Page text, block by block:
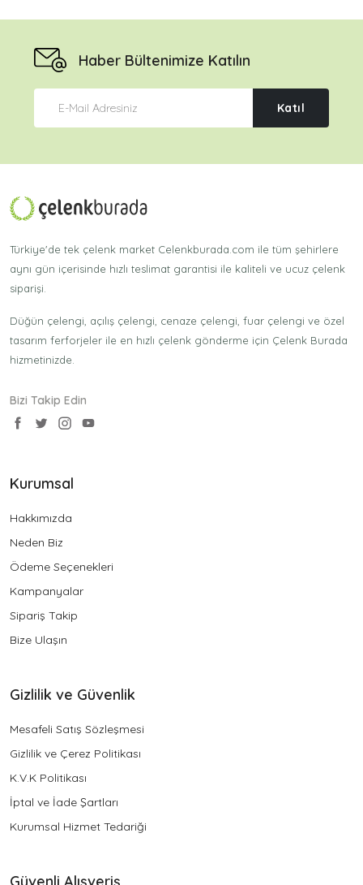
Haber Bültenimize Katılın
Katıl
Türkiye'de tek çelenk market Celenkburada.com ile tüm şehirlere
aynı gün içerisinde hızlı teslimat garantisi ile kaliteli ve ucuz çelenk
siparişi.
Düğün çelengi, açılış çelengi, cenaze çelengi, fuar çelengi ve özel
tasarım ferforjeler ile en hızlı çelenk gönderme için Çelenk Burada
hizmetinizde.
Bizi Takip Edin
Kurumsal
Hakkımızda
Neden Biz
Ödeme Seçenekleri
Kampanyalar
Sipariş Takip
Bize Ulaşın
Gizlilik ve Güvenlik
Mesafeli Satış Sözleşmesi
Gizlilik ve Çerez Politikası
K.V.K Politikası
İptal ve İade Şartları
Kurumsal Hizmet Tedariği